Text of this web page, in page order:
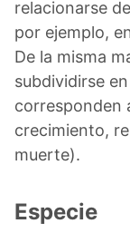
relacionarse
por ejemplo,
De la misma
subdividirse
corresponden
crecimiento,
muerte).
Especie